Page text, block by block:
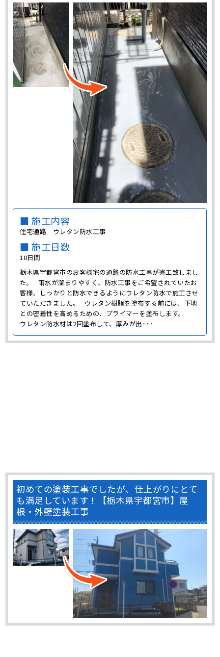
■ 施工内容
住宅通路 ウレタン防水工事
■ 施工日数
10日間
栃木県宇都宮市のお客様宅の通路の防水工事が完工致しまし
た。 雨水が溜まりやすく、防水工事をご希望されていたお
客様、しっかりと防水できるようにウレタン防水で施工させ
ていただきました。 ウレタン樹脂を塗布する前には、下地
との密着性を高めるための、プライマーを塗布します。
ウレタン防水材は2回塗布して、厚みが出･･･
初めての塗装工事でしたが、仕上がりにとて
も満足しています！【栃木県宇都宮市】屋
根・外壁塗装工事